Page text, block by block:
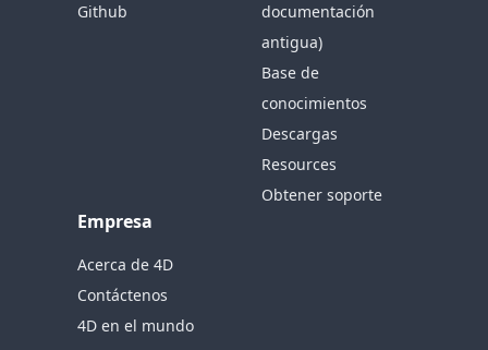
Github
documentación
antigua)
Base de
conocimientos
Descargas
Resources
Obtener soporte
Empresa
Acerca de 4D
Contáctenos
4D en el mundo